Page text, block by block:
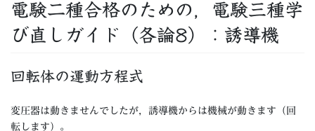
電験二種合格のための，電験三種学
び直しガイド（各論8）：誘導機
回転体の運動方程式
変圧器は動きませんでしたが，誘導機からは機械が動きます（回
転します）。